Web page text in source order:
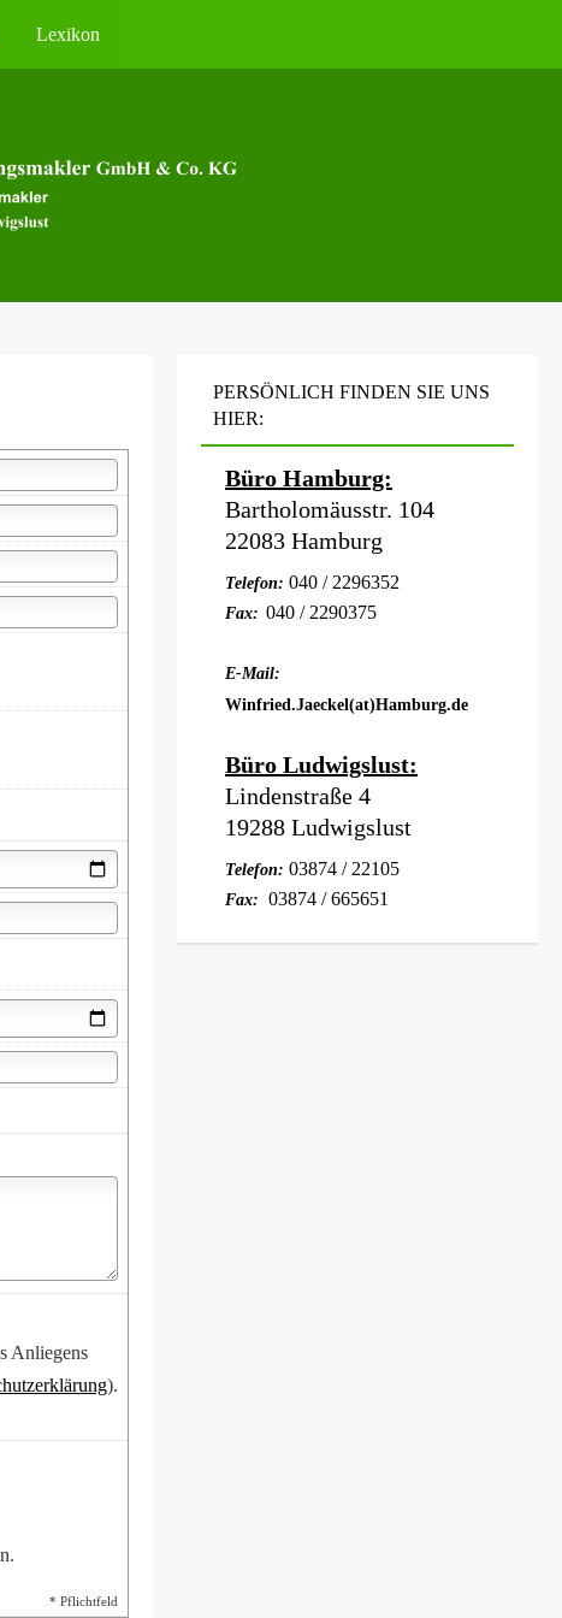
Lexikon
PERSÖNLICH FINDEN SIE UNS
HIER:
Büro Hamburg:
Bartholomäusstr. 104
22083 Hamburg
Telefon: 040 / 2296352
Fax: 040 / 2290375
E-Mail:
Winfried.Jaeckel(at)Hamburg.de
Büro Ludwigslust:
Lindenstraße 4
19288 Ludwigslust
Telefon: 03874 / 22105
Fax: 03874 / 665651
Anliegens
).
* Pflichtfeld